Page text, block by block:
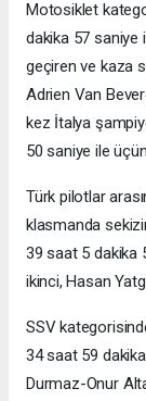
Motosiklet
dakika 57 saniye
geçiren ve kaza
Adrien Van
kez İtalya
50 saniye ile
Türk pilotlar
klasmanda
39 saat 5 dakika
ikinci, Hasan
SSV
34 saat 59
Durmaz-Onur